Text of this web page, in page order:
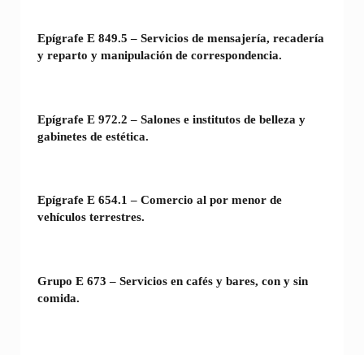
Epígrafe E 849.5 – Servicios de mensajería, recadería
y reparto y manipulación de correspondencia.
Epígrafe E 972.2 – Salones e institutos de belleza y
gabinetes de estética.
Epígrafe E 654.1 – Comercio al por menor de
vehículos terrestres.
Grupo E 673 – Servicios en cafés y bares, con y sin
comida.